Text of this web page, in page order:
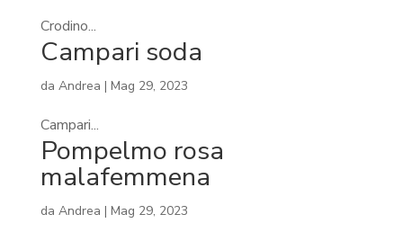
Crodino...
Campari soda
da Andrea | Mag 29, 2023
Campari...
Pompelmo rosa
malafemmena
da Andrea | Mag 29, 2023